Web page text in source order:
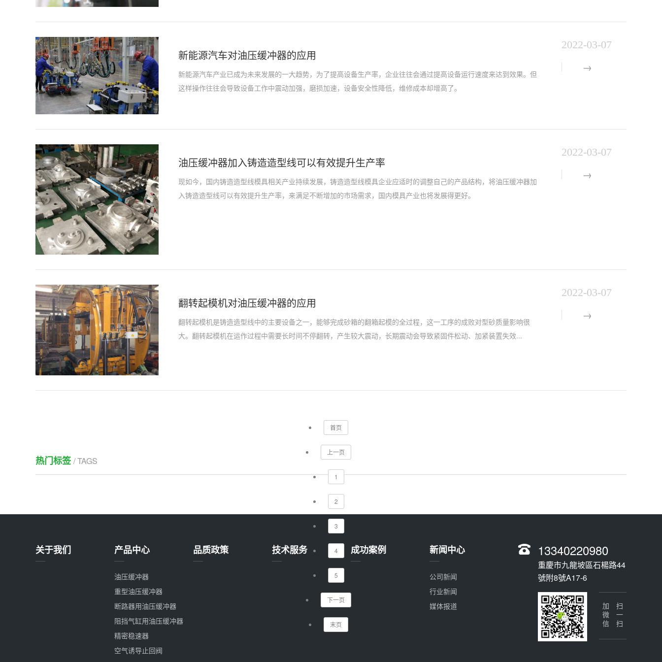
新能源汽车对油压缓冲器的应用
2022-03-07
新能源汽车产业已成为未来发展的一大趋势，为了提高设备生产率，企业往往会通过提高设备运行速度来达到效果。但
这样操作往往会导致设备工作中震动加强，磨损加速，设备安全性降低，维修成本却增高了。
油压缓冲器加入铸造造型线可以有效提升生产率
2022-03-07
现如今，国内铸造造型线模具相关产业持续发展，铸造造型线模具企业应适时的调整自己的产品结构，将油压缓冲器加
入铸造造型线可以有效提升生产率，来满足不断增加的市场需求，国内模具产业也将发展得更好。
翻转起模机对油压缓冲器的应用
2022-03-07
翻转起模机是铸造造型线中的主要设备之一，能够完成砂箱的翻箱起模的全过程，这一工序的成败对型砂质量影响很
大。翻转起模机在运作过程中需要长时间不停翻转，产生较大震动，长期震动会导致紧固件松动、加紧装置失效...
首页
上一页
1
2
3
4
5
下一页
末页
热门标签/ TAGS
关于我们 产品中心
油压缓冲器
重型油压缓冲器
断路器用油压缓冲器
阻挡气缸用油压缓冲器
精密稳速器
空气诱导止回阀
品质政策 技术服务 成功案例 新闻中心
公司新闻
行业新闻
媒体报道
13340220980
重慶市九龍坡區石楊路44
號附8號A17-6
扫一扫
加微信